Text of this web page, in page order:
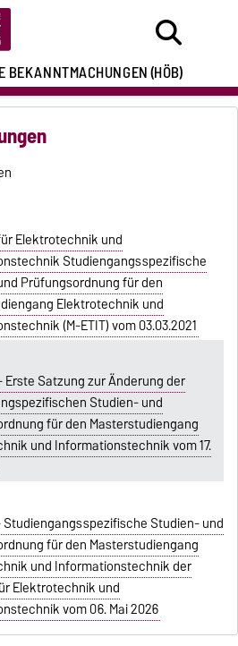
BEKANNTMACHUNGEN(HÖB)
Elektrotechnik und
Studiengangsspezifische
Prüfungsordnung für den
Elektrotechnik und
(M-ETIT) vom 03.03.2021
Erste Satzung zur Änderung der
Studien- und
für den Masterstudiengang
und Informationstechnik vom 17.
Studiengangsspezifische Studien- und
für den Masterstudiengang
und Informationstechnik der
Elektrotechnik und
vom 06. Mai 2026